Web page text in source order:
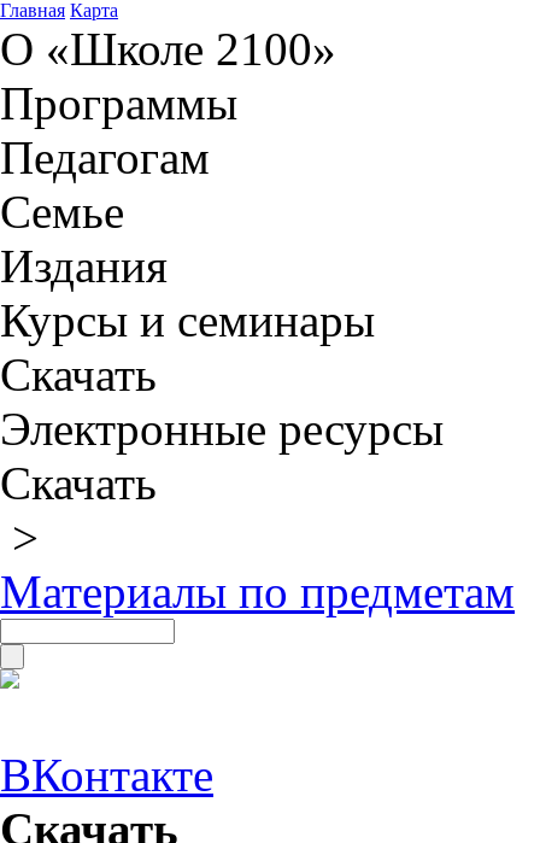
Главная Карта
О «Школе 2100»
Программы
Педагогам
Семье
Издания
Курсы и семинары
Скачать
Электронные ресурсы
Скачать
>
Материалы по предметам
ВКонтакте
Скачать